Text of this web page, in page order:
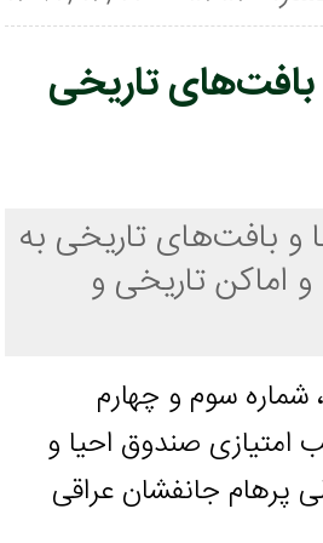
تاریخی
تاریخی به
تاریخی و
سوم و چهارم
صندوق احیا و
جانفشان عراقی